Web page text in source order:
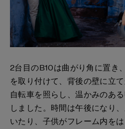
2台目のB10は曲がり角に置き
を取り付けて、背後の壁に立
自転車を照らし、温かみのあ
しました。時間は午後になり
いたり、子供がフレーム内を